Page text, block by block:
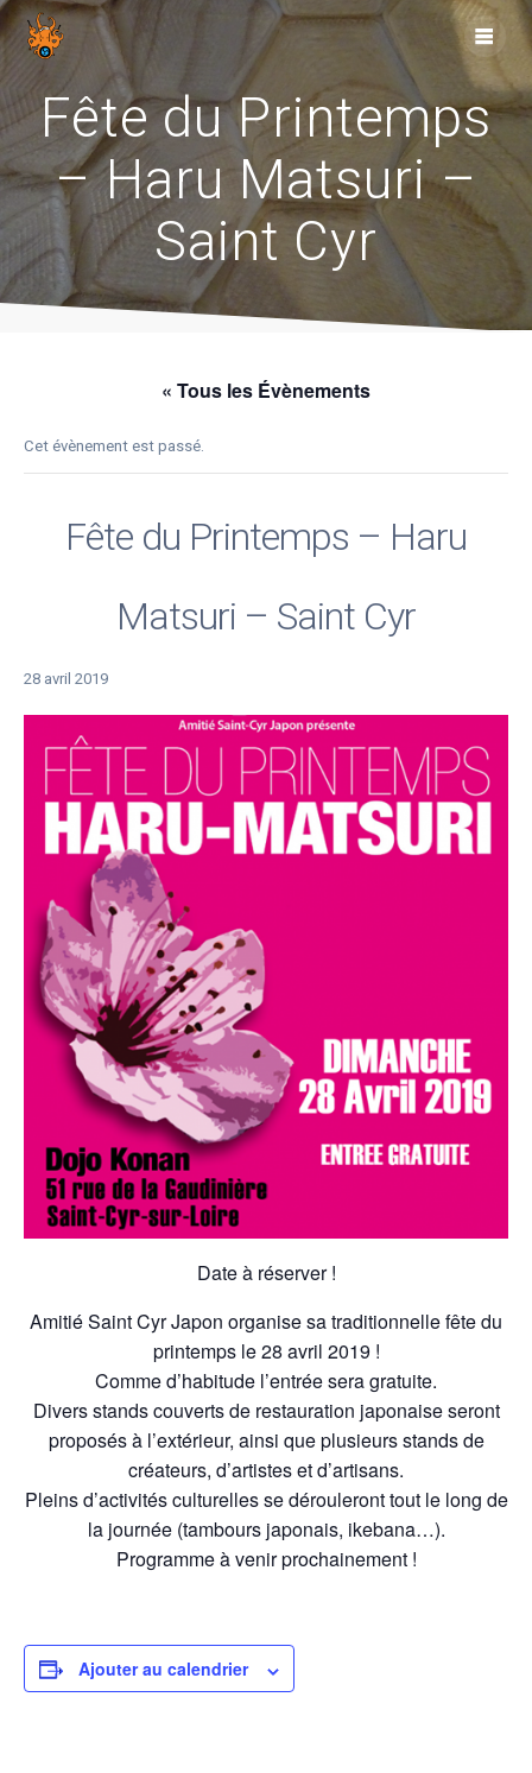
Skip
Fête du Printemps
– Haru Matsuri –
Saint Cyr
« Tous les Évènements
Cet évènement est passé.
Fête du Printemps – Haru
Matsuri – Saint Cyr
28 avril 2019
Date à réserver !
Amitié Saint Cyr Japon organise sa traditionnelle fête du
printemps le 28 avril 2019 !
Comme d’habitude l’entrée sera gratuite.
Divers stands couverts de restauration japonaise seront
proposés à l’extérieur, ainsi que plusieurs stands de
créateurs, d’artistes et d’artisans.
Pleins d’activités culturelles se dérouleront tout le long de
la journée (tambours japonais, ikebana…).
Programme à venir prochainement !
Ajouter au calendrier